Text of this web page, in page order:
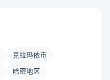
克拉玛依市
哈密地区